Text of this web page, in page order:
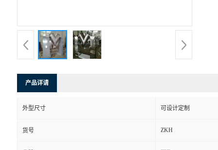
产品详请
外型尺寸 可设计定制
货号 ZKH